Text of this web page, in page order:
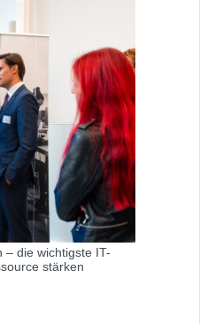
– die wichtigste IT-
stärken